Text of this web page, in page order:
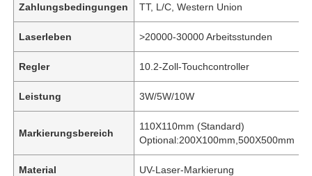
Zahlungsbedingungen TT, L/C, Western Union
Laserleben >20000-30000 Arbeitsstunden
Regler 10.2-Zoll-Touchcontroller
Leistung 3W/5W/10W
Markierungsbereich
110X110mm (Standard)
Optional:200X100mm,500X500mm
Material UV-Laser-Markierung